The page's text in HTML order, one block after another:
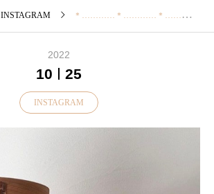
INSTAGRAM ＊…………＊…………＊…………＊…………＊ 今日の晩ご飯は何にしようかな？？ ・ あたたかい食卓に必需品
2022
10 25
INSTAGRAM